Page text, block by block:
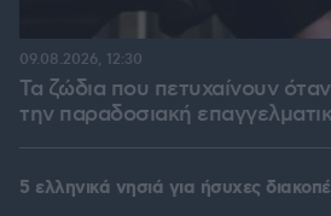
Τα ζώδια που πετυχαίνουν
την παραδοσιακή
09.08.2026, 12:30
5 ελληνικά νησιά για ήσυχες